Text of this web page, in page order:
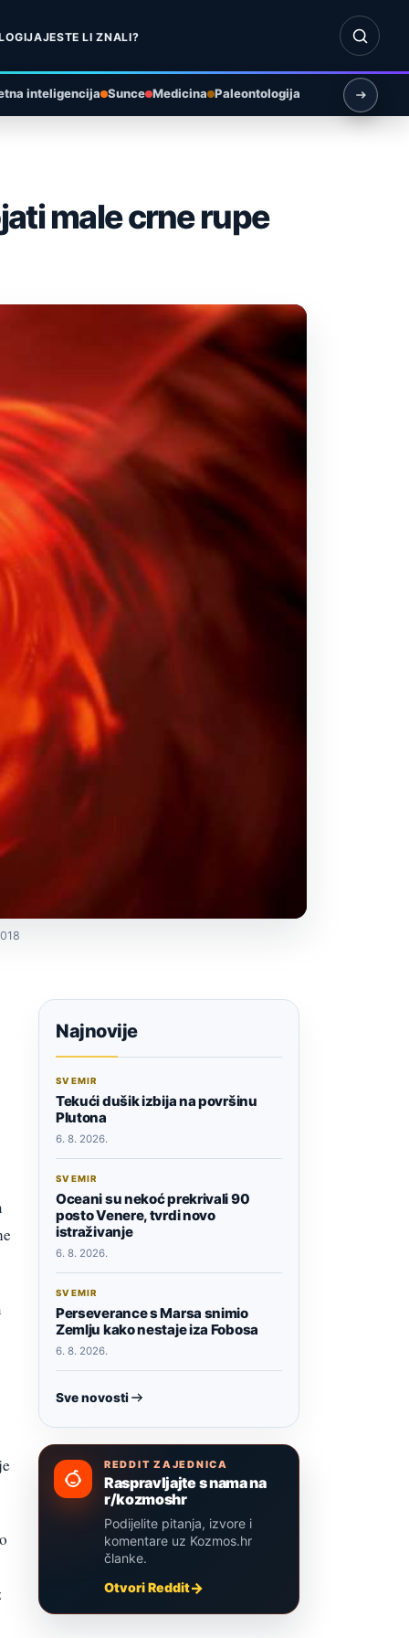
JESTE LI ZNALI?
Otvori
inteligencija Sunce Medicina Paleontologija
male crne rupe
Najnovije
SVEMIR
Tekući dušik izbija na površinu
Plutona
6. 8. 2026.
SVEMIR
Oceani su nekoć prekrivali 90
posto Venere, tvrdi novo
istraživanje
6. 8. 2026.
SVEMIR
Perseverance s Marsa snimio
Zemlju kako nestaje iza Fobosa
6. 8. 2026.
Sve novosti
REDDIT ZAJEDNICA
Raspravljajte s nama na
r/kozmoshr
Podijelite pitanja, izvore i
komentare uz Kozmos.hr
članke.
Otvori Reddit